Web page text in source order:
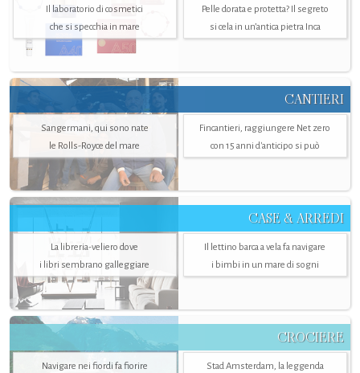
Il laboratorio di cosmetici
che si specchia in mare
Pelle dorata e protetta? Il segreto
si cela in un’antica pietra Inca
CANTIERI
Sangermani, qui sono nate
le Rolls-Royce del mare
Fincantieri, raggiungere Net zero
con 15 anni d'anticipo si può
CASE & ARREDI
La libreria-veliero dove
i libri sembrano galleggiare
Il lettino barca a vela fa navigare
i bimbi in un mare di sogni
CROCIERE
Navigare nei fiordi fa fiorire
Stad Amsterdam, la leggenda